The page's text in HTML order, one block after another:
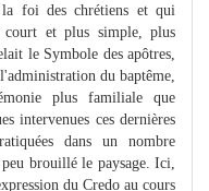
foi des chrétiens et qui
et plus simple, plus
le Symbole des apôtres,
du baptême,
plus familiale que
intervenues ces dernières
dans un nombre
brouillé le paysage. Ici,
du Credo au cours